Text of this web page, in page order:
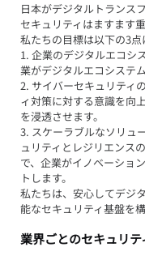
日本がデジタルトランス
セキュリティはますます
私たちの目標は以下の3点
1. 企業のデジタルエコシ
業がデジタルエコシステ
2. サイバーセキュリティ
ィ対策に対する意識を向
を浸透させます。
3. スケーラブルなソリュ
ュリティとレジリエンス
で、企業がイノベーショ
トします。
私たちは、安心してデジ
能なセキュリティ基盤を
業界ごとのセキュリテ